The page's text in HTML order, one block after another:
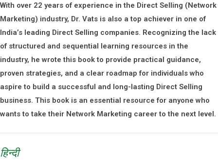
With over 22 years of experience in the Direct Selling (Network
Marketing) industry, Dr. Vats is also a top achiever in one of
India’s leading Direct Selling companies. Recognizing the lack
of structured and sequential learning resources in the
industry, he wrote this book to provide practical guidance,
proven strategies, and a clear roadmap for individuals who
aspire to build a successful and long-lasting Direct Selling
business. This book is an essential resource for anyone who
wants to take their Network Marketing career to the next level.
हिन्दी